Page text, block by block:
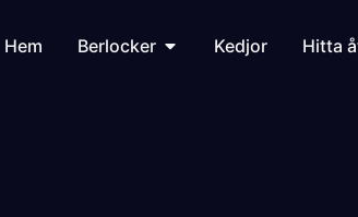
Hem Berlocker Kedjor Hitta